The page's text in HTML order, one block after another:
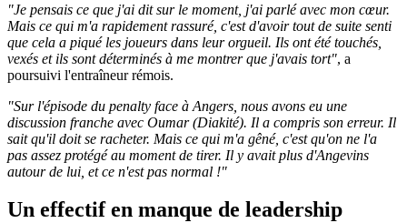
"Je pensais ce que j'ai dit sur le moment, j'ai parlé avec mon cœur.
Mais ce qui m'a rapidement rassuré, c'est d'avoir tout de suite senti
que cela a piqué les joueurs dans leur orgueil. Ils ont été touchés,
vexés et ils sont déterminés à me montrer que j'avais tort", a
poursuivi l'entraîneur rémois.
"Sur l'épisode du penalty face à Angers, nous avons eu une
discussion franche avec Oumar (Diakité). Il a compris son erreur. Il
sait qu'il doit se racheter. Mais ce qui m'a gêné, c'est qu'on ne l'a
pas assez protégé au moment de tirer. Il y avait plus d'Angevins
autour de lui, et ce n'est pas normal !"
Un effectif en manque de leadership